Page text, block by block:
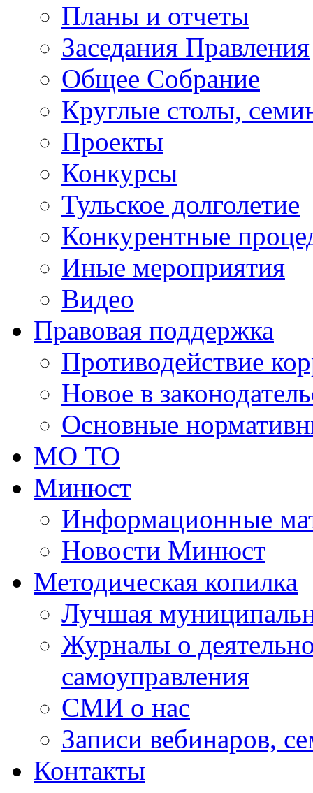
Планы и отчеты
Заседания Правления
Общее Собрание
Круглые столы,
Проекты
Конкурсы
Тульское долголетие
Конкурентные
Иные мероприятия
Видео
Правовая поддержка
Противодействие
Новое в
Основные
МО ТО
Минюст
Информационные
Новости Минюст
Методическая копилка
Лучшая
Журналы о
самоуправления
СМИ о нас
Записи вебинаров,
Контакты